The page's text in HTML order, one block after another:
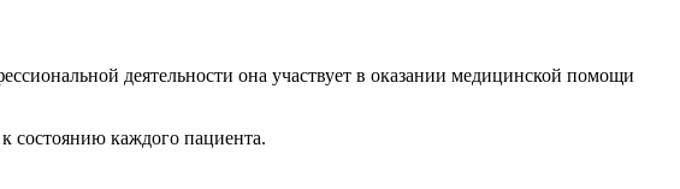
деятельности она участвует в оказании медицинской помощи
состоянию каждого пациента.